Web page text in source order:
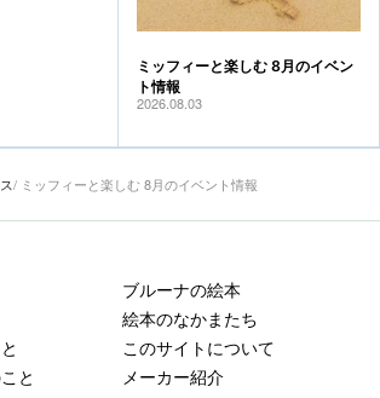
ミッフィーと楽しむ 8月のイベン
ト情報
2026.08.03
ミッフィーと楽しむ 8月のイベント情報
と
ブルーナの絵本
絵本のなかまたち
このサイトについて
メーカー紹介